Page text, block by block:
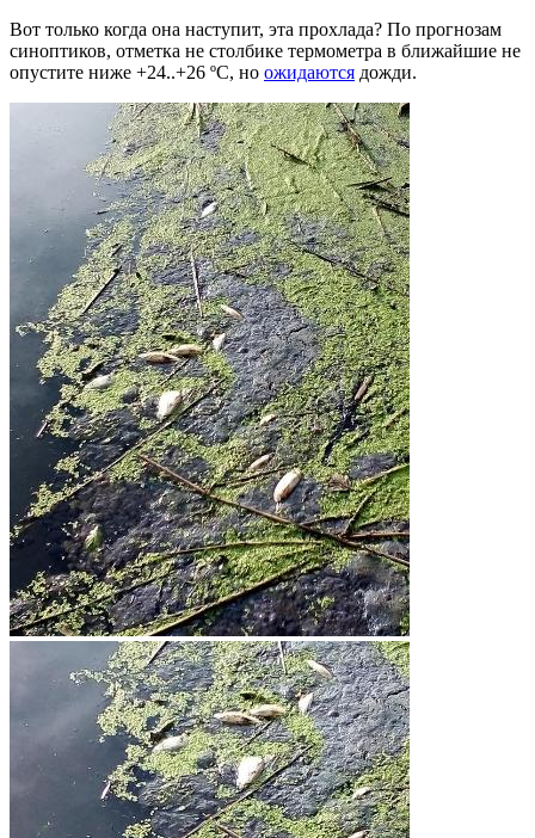
Вот только когда она наступит, эта прохлада? По прогнозам
синоптиков, отметка не столбике термометра в ближайшие не
опустите ниже +24..+26 ºС, но ожидаются дожди.